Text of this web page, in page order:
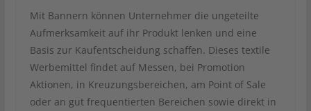
Mit Bannern können Unternehmer die ungeteilte
Aufmerksamkeit auf ihr Produkt lenken und eine
Basis zur Kaufentscheidung schaffen. Dieses textile
Werbemittel findet auf Messen, bei Promotion
Aktionen, in Kreuzungsbereichen, am Point of Sale
oder an gut frequentierten Bereichen sowie direkt in